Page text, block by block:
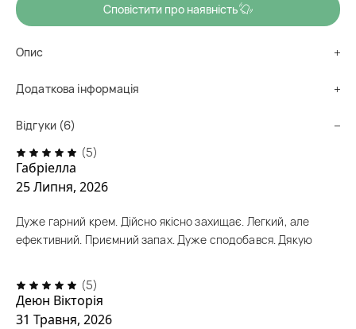
Сповістити про наявність
Опис
Додаткова інформація
Відгуки (6)
(5)
Габріелла
25 Липня, 2026
Дуже гарний крем. Дійсно якісно захищає. Легкий, але
ефективний. Приємний запах. Дуже сподобався. Дякую
(5)
Деюн Вікторія
31 Травня, 2026